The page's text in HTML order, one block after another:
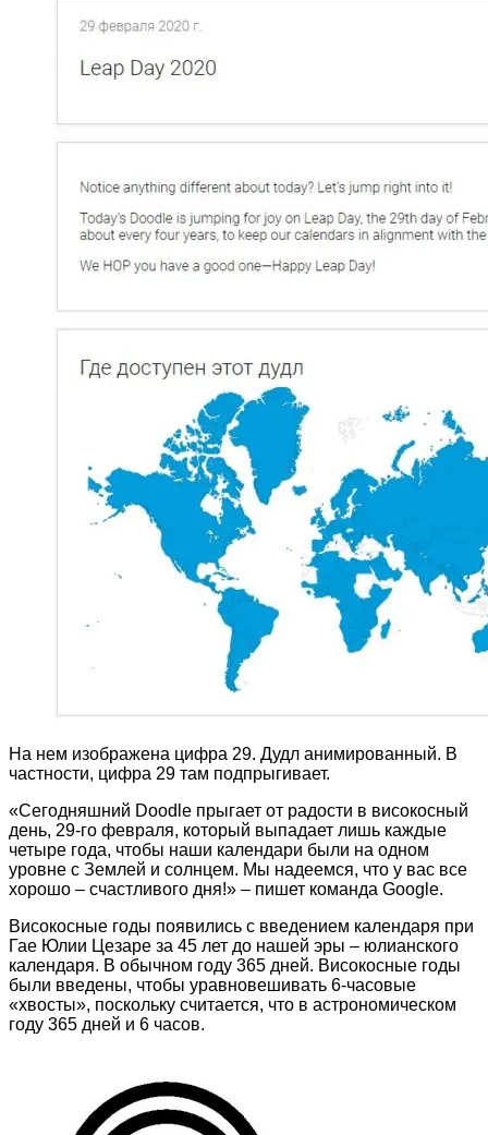
На нем изображена цифра 29. Дудл анимированный. В
частности, цифра 29 там подпрыгивает.
«Сегодняшний Doodle прыгает от радости в високосный
день, 29-го февраля, который выпадает лишь каждые
четыре года, чтобы наши календари были на одном
уровне с Землей и солнцем. Мы надеемся, что у вас все
хорошо – счастливого дня!» – пишет команда Google.
Високосные годы появились с введением календаря при
Гае Юлии Цезаре за 45 лет до нашей эры – юлианского
календаря. В обычном году 365 дней. Високосные годы
были введены, чтобы уравновешивать 6-часовые
«хвосты», поскольку считается, что в астрономическом
году 365 дней и 6 часов.